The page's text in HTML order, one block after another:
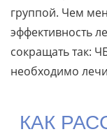
группой. Чем
эффективность
сокращать так:
необходимо
КАК